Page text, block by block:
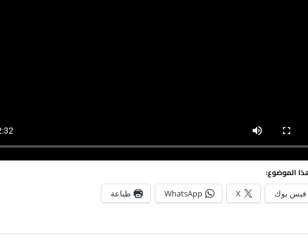
الموضوع:
فيس بوك X
WhatsApp طباعة